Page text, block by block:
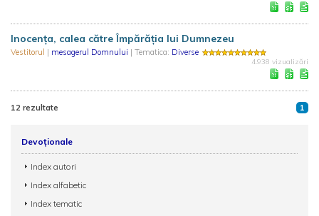
Inocența, calea către Împărăția lui Dumnezeu
Vestitorul | mesagerul Domnului | Tematica: Diverse
4.938 vizualizări
12 rezultate 1
Devoționale
Index autori
Index alfabetic
Index tematic